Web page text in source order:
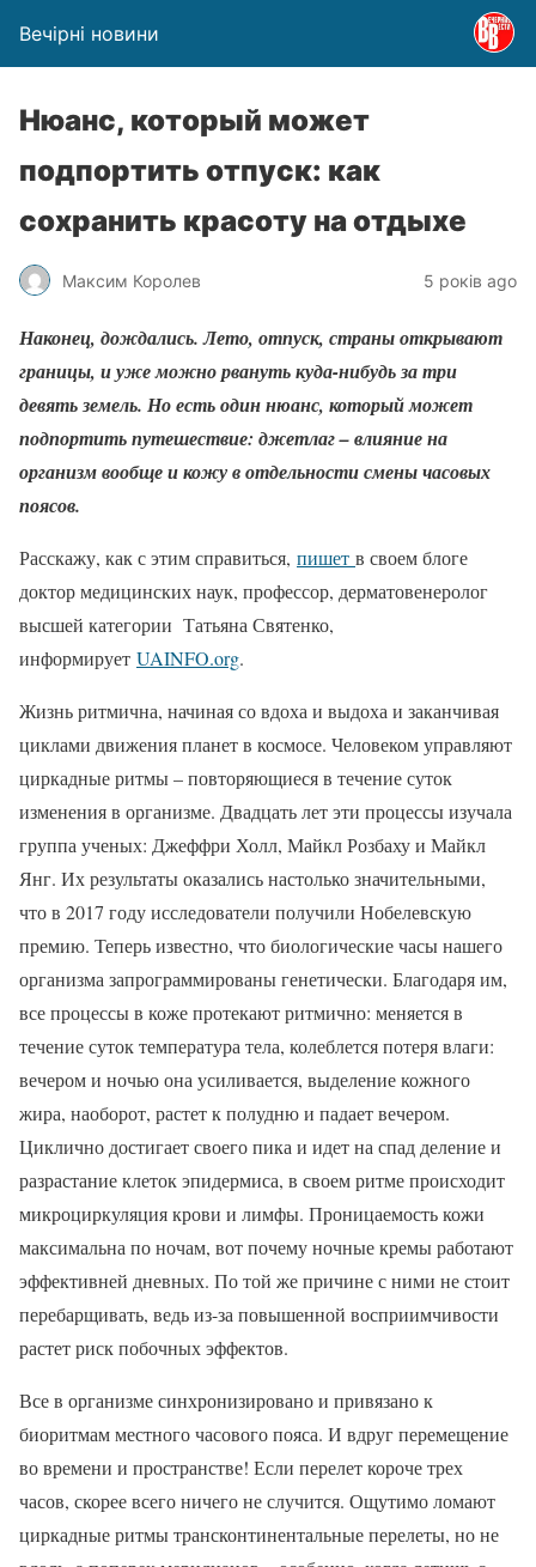
Вечірні новини
Нюанс, который может
подпортить отпуск: как
сохранить красоту на отдыхе
Максим Королев 5 років ago
Наконец, дождались. Лето, отпуск, страны открывают
границы, и уже можно рвануть куда-нибудь за три
девять земель. Но есть один нюанс, который может
подпортить путешествие: джетлаг – влияние на
организм вообще и кожу в отдельности смены часовых
поясов.
Расскажу, как с этим справиться, пишет в своем блоге
доктор медицинских наук, профессор, дерматовенеролог
высшей категории Татьяна Святенко,
информирует UAINFO.org.
Жизнь ритмична, начиная со вдоха и выдоха и заканчивая
циклами движения планет в космосе. Человеком управляют
циркадные ритмы – повторяющиеся в течение суток
изменения в организме. Двадцать лет эти процессы изучала
группа ученых: Джеффри Холл, Майкл Розбаху и Майкл
Янг. Их результаты оказались настолько значительными,
что в 2017 году исследователи получили Нобелевскую
премию. Теперь известно, что биологические часы нашего
организма запрограммированы генетически. Благодаря им,
все процессы в коже протекают ритмично: меняется в
течение суток температура тела, колеблется потеря влаги:
вечером и ночью она усиливается, выделение кожного
жира, наоборот, растет к полудню и падает вечером.
Циклично достигает своего пика и идет на спад деление и
разрастание клеток эпидермиса, в своем ритме происходит
микроциркуляция крови и лимфы. Проницаемость кожи
максимальна по ночам, вот почему ночные кремы работают
эффективней дневных. По той же причине с ними не стоит
перебарщивать, ведь из-за повышенной восприимчивости
растет риск побочных эффектов.
Все в организме синхронизировано и привязано к
биоритмам местного часового пояса. И вдруг перемещение
во времени и пространстве! Если перелет короче трех
часов, скорее всего ничего не случится. Ощутимо ломают
циркадные ритмы трансконтинентальные перелеты, но не